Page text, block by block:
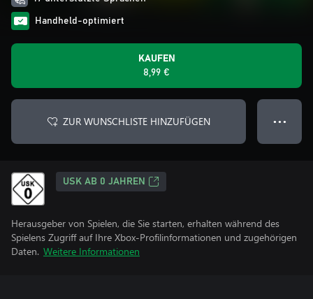
Handheld-optimiert
KAUFEN
8,99 €
ZUR WUNSCHLISTE HINZUFÜGEN ● ● ●
USK AB 0 JAHREN
Herausgeber von Spielen, die Sie starten, erhalten während des
Spielens Zugriff auf Ihre Xbox-Profilinformationen und zugehörigen
Daten. Weitere Informationen